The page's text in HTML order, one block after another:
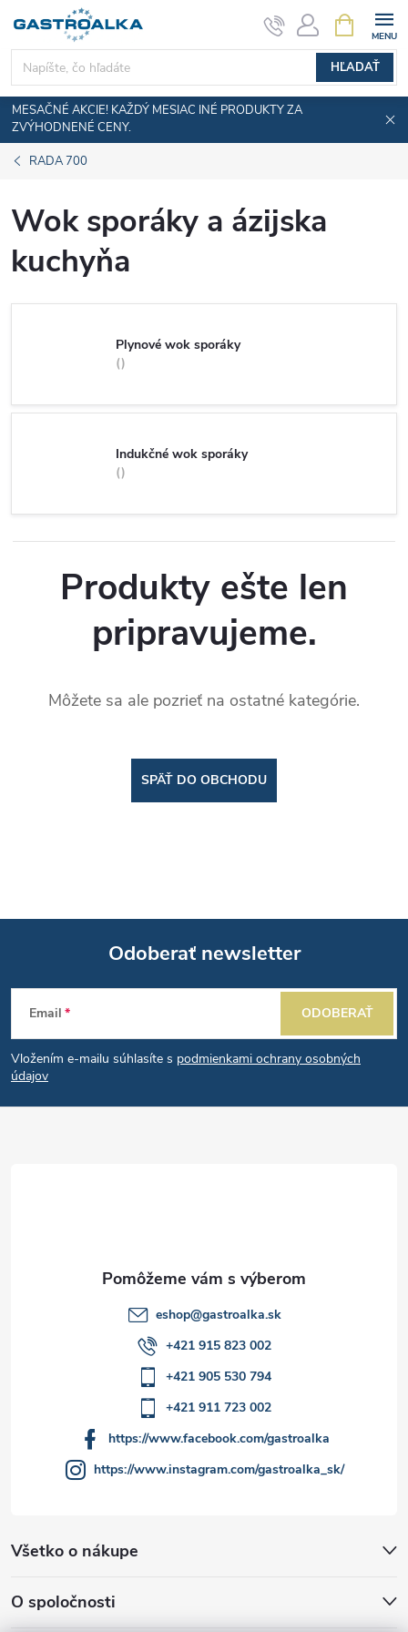
obsah
HĽADAŤ
KOŠÍK
MESAČNÉ AKCIE! KAŽDÝ MESIAC INÉ PRODUKTY ZA
ZVÝHODNENÉ CENY.
RADA 700
Wok sporáky a ázijska
kuchyňa
Plynové wok sporáky
Indukčné wok sporáky
Produkty ešte len
pripravujeme.
Môžete sa ale pozrieť na ostatné kategórie.
SPÄŤ DO OBCHODU
Z
á
p
Odoberať newsletter
Email
Vložením e-mailu súhlasíte s podmienkami ochrany osobných
údajov
ODOBERAŤ
Všetko o nákupe
O spoločnosti
eshop@gastroalka.sk
+421 915 823 002
+421 905 530 794
+421 911 723 002
https://www.facebook.com/gastroalka
https://www.instagram.com/gastroalka_sk/